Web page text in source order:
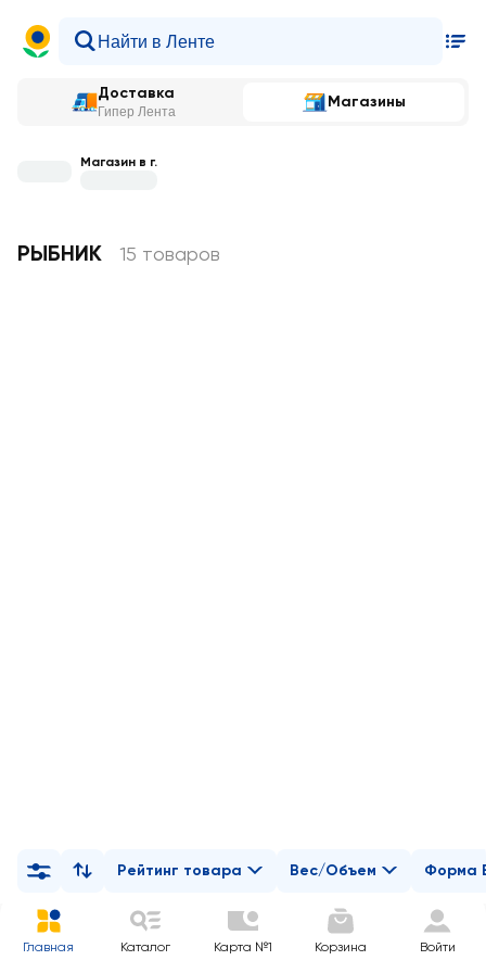
Доставка
Гипер Лента
Магазины
Магазин в г.
РЫБНИК 15 товаров
Рейтинг товара Вес/Объем Форма
Главная Каталог Карта №1 Корзина Войти